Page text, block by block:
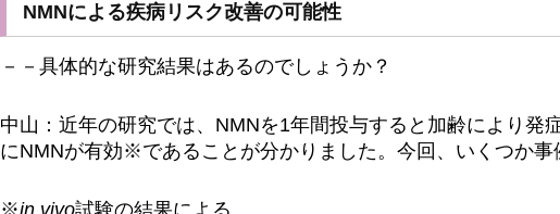
NMNによる疾病リスク改善の可能性
－－具体的な研究結果はあるのでしょうか？
中山：近年の研究では、NMNを1年間投与すると加齢により発
にNMNが有効※であることが分かりました。今回、いくつか事
※in vivo試験の結果による。